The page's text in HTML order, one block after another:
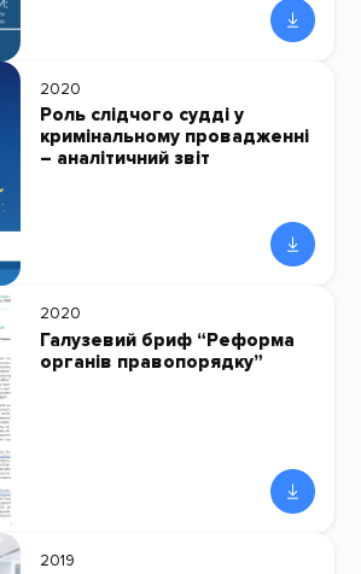
2020
Роль слідчого судді у
кримінальному провадженні
– аналітичний звіт
2020
Галузевий бриф “Реформа
органів правопорядку”
2019